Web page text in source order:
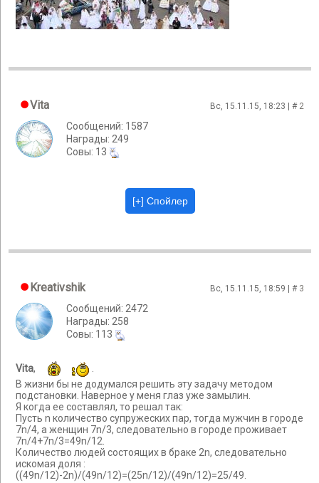
Vita Вс, 15.11.15, 18:23 | # 2
Сообщений: 1587
Награды: 249
Cовы: 13
Kreativshik Вс, 15.11.15, 18:59 | # 3
Сообщений: 2472
Награды: 258
Cовы: 113
Vita,
В жизни бы не додумался решить эту задачу методом
подстановки. Наверное у меня глаз уже замылин.
Я когда ее составлял, то решал так:
Пусть n количество супружеских пар, тогда мужчин в городе
7n/4, а женщин 7n/3, следовательно в городе проживает
7n/4+7n/3=49n/12.
Количество людей состоящих в браке 2n, следовательно
искомая доля :
((49n/12)-2n)/(49n/12)=(25n/12)/(49n/12)=25/49.